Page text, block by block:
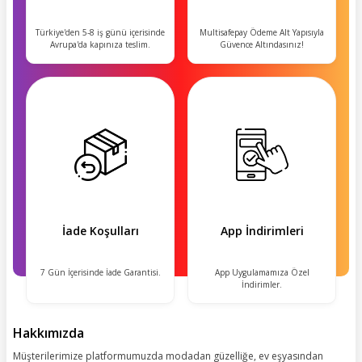
Türkiye'den 5-8 iş günü içerisinde
Avrupa'da kapınıza teslim.
Multisafepay Ödeme Alt Yapısıyla
Güvence Altındasınız!
İade Koşulları
7 Gün İçerisinde İade Garantisi.
App İndirimleri
App Uygulamamıza Özel
İndirimler.
Hakkımızda
Müşterilerimize platformumuzda modadan güzelliğe, ev eşyasından